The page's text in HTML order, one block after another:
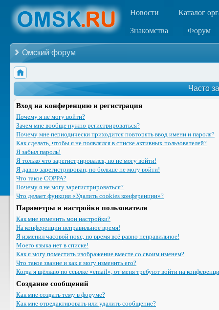
Новости Каталог
Знакомства Форум
Омский форум
Часто
Вход на конференцию и регистрация
Почему я не могу войти?
Зачем мне вообще нужно регистрироваться?
Почему мне периодически приходится повторять ввод имени и пароля?
Как сделать, чтобы я не появлялся в списке активных пользователей?
Я забыл пароль!
Я только что зарегистрировался, но не могу войти!
Я давно зарегистрирован, но больше не могу войти!
Что такое COPPA?
Почему я не могу зарегистрироваться?
Что делает функция «Удалить cookies конференции»?
Параметры и настройки пользователя
Как мне изменить мои настройки?
На конференции неправильное время!
Я изменил часовой пояс, но время всё равно неправильное!
Моего языка нет в списке!
Как я могу поместить изображение вместе со своим именем?
Что такое звание и как я могу изменить его?
Когда я щёлкаю по ссылке «email», от меня требуют войти на
Создание сообщений
Как мне создать тему в форуме?
Как мне отредактировать или удалить сообщение?